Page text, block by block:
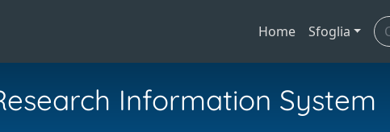
Home Sfoglia
Information System